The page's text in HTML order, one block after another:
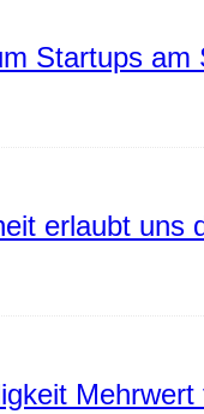
Startups am
erlaubt uns